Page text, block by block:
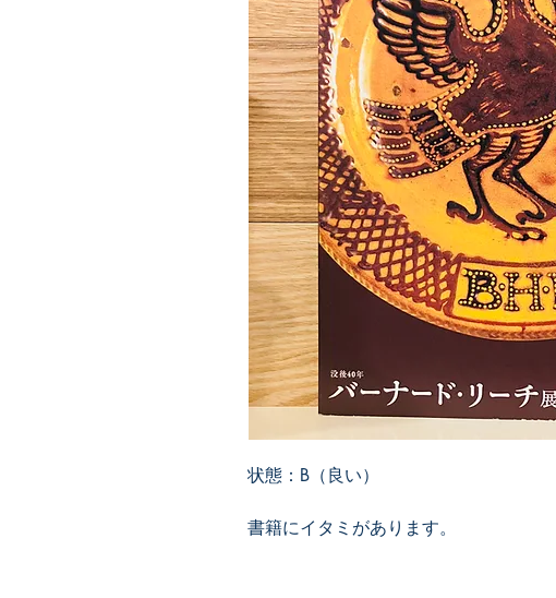
状態：B（良い）
書籍にイタミがあります。